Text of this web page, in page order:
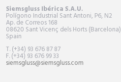
Siemsgluss Ibérica S.A.U.
Polígono Industrial Sant Antoni, P6, N2
Ap. de Correos 168
08620 Sant Vicenç dels Horts (Barcelona)
Spain
T. (+34) 93 676 87 87
F. (+34) 93 676 99 33
siemsgluss@siemsgluss.com